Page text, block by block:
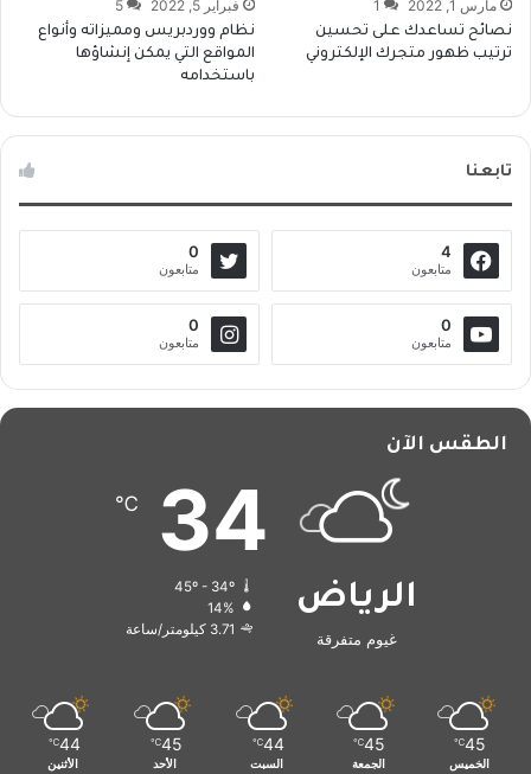
مارس 1, 2022 1
نصائح تساعدك على تحسين
ترتيب ظهور متجرك الإلكتروني
فبراير 5, 2022 5
نظام ووردبريس ومميزاته وأنواع
المواقع التي يمكن إنشاؤها
باستخدامه
تابعنا
4
متابعون
0
متابعون
0
متابعون
0
متابعون
الطقس الآن
الرياض
غيوم متفرقة
34
℃
45º - 34º
14%
3.71 كيلومتر/ساعة
45
℃
الخميس
45
℃
الجمعة
44
℃
السبت
45
℃
الأحد
44
℃
الأثنين